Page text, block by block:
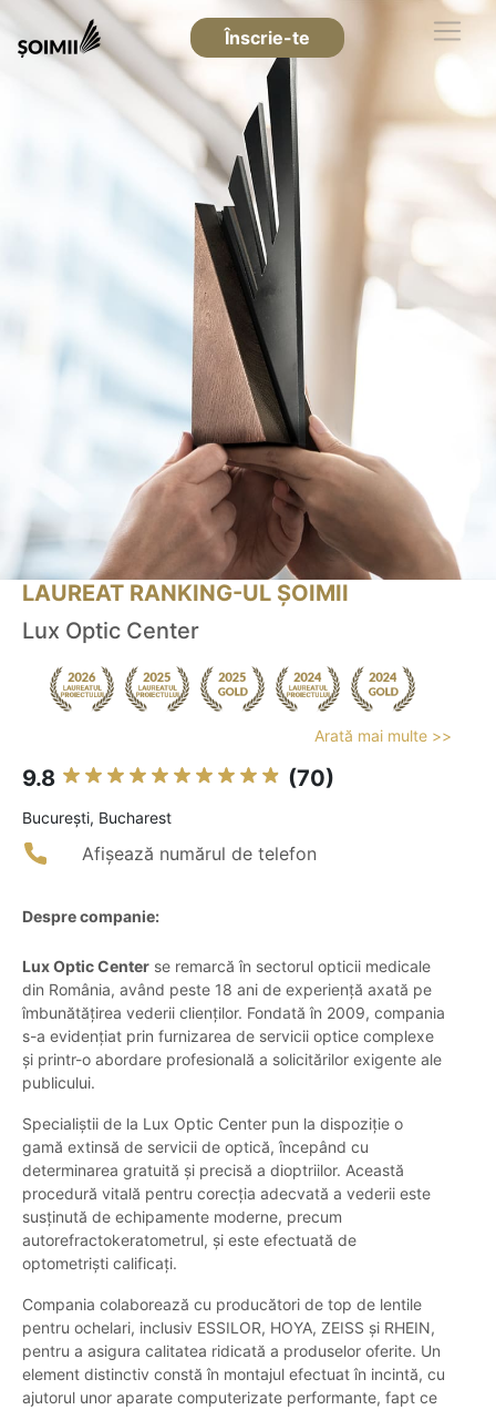
Înscrie-te
LAUREAT RANKING-UL ȘOIMII
Lux Optic Center
Arată mai multe >>
9.8 (70)
Bucureşti, Bucharest
Afișează numărul de telefon
Despre companie:
Lux Optic Center se remarcă în sectorul opticii medicale
din România, având peste 18 ani de experiență axată pe
îmbunătățirea vederii clienților. Fondată în 2009, compania
s-a evidențiat prin furnizarea de servicii optice complexe
și printr-o abordare profesională a solicitărilor exigente ale
publicului.
Specialiștii de la Lux Optic Center pun la dispoziție o
gamă extinsă de servicii de optică, începând cu
determinarea gratuită și precisă a dioptriilor. Această
procedură vitală pentru corecția adecvată a vederii este
susținută de echipamente moderne, precum
autorefractokeratometrul, și este efectuată de
optometriști calificați.
Compania colaborează cu producători de top de lentile
pentru ochelari, inclusiv ESSILOR, HOYA, ZEISS și RHEIN,
pentru a asigura calitatea ridicată a produselor oferite. Un
element distinctiv constă în montajul efectuat în incintă, cu
ajutorul unor aparate computerizate performante, fapt ce